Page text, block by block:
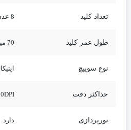
تعداد کلید 8 عدد
طول عمر کلید 70 میلیون کلیک
نوع سوییچ
حداکثر دقت
نورپردازی دارد